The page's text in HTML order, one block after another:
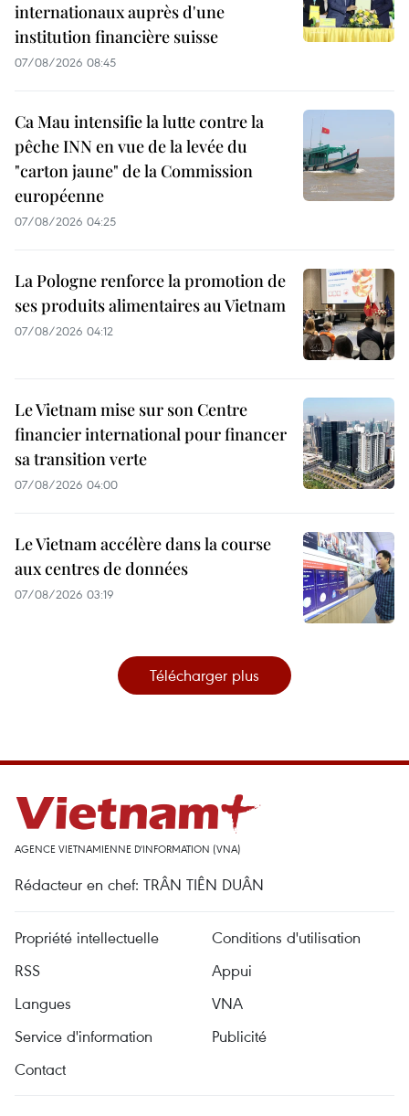
internationaux auprès d'une
institution financière suisse
07/08/2026 08:45
Ca Mau intensifie la lutte contre la
pêche INN en vue de la levée du
"carton jaune" de la Commission
européenne
07/08/2026 04:25
La Pologne renforce la promotion de
ses produits alimentaires au Vietnam
07/08/2026 04:12
Le Vietnam mise sur son Centre
financier international pour financer
sa transition verte
07/08/2026 04:00
Le Vietnam accélère dans la course
aux centres de données
07/08/2026 03:19
Télécharger plus
AGENCE VIETNAMIENNE D'INFORMATION (VNA)
Rédacteur en chef: TRÂN TIÊN DUÂN
Propriété intellectuelle
Conditions d'utilisation
RSS
Appui
Langues
VNA
Service d'information
Publicité
Contact